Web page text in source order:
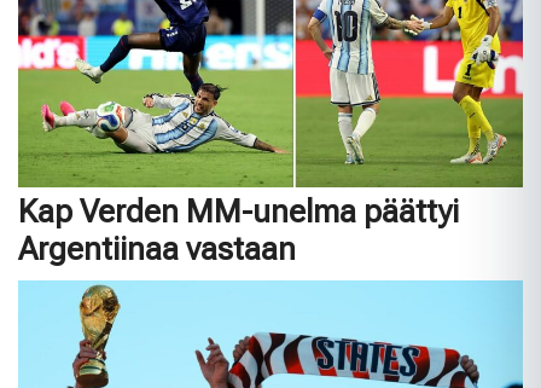
Kap Verden MM-unelma päättyi
Argentiinaa vastaan